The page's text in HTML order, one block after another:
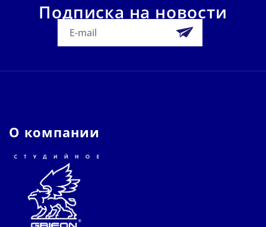
Подписка на новости
О компании